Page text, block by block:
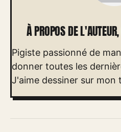
À PROPOS DE L'AUTEUR,
Pigiste passionné de
donner toutes les
J'aime dessiner sur mon